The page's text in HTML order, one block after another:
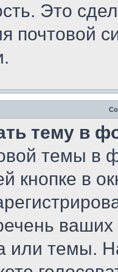
Это
почтовой
тему в
темы в
кнопке в
ваших
или темы.